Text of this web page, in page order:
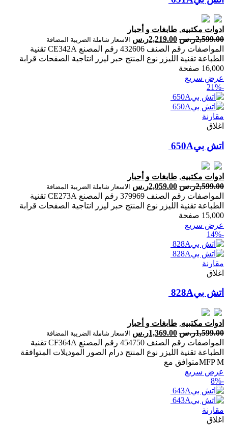
ادوات مكتبيه, طابغات و أحبار
2,599.00ر.س 2,219.00ر.س الاسعار شاملة الضريبة المضافة
المواصفات رقم الصنف 432606 رقم المصنع CE342A تقنية
الطباعة تقنية الليزر نوع المنتج حبر ليزر انتاجية الصفحات ‎قرابة
16,000 صفحة‎
عرض سريع
-21%
مقارنة
اغلاق
ادوات مكتبيه, طابغات و أحبار
2,599.00ر.س 2,059.00ر.س الاسعار شاملة الضريبة المضافة
المواصفات رقم الصنف 379969 رقم المصنع CE273A تقنية
الطباعة تقنية الليزر نوع المنتج حبر ليزر انتاجية الصفحات ‎قرابة
15,000 صفحة‎
عرض سريع
-14%
مقارنة
اغلاق
ادوات مكتبيه, طابغات و أحبار
1,599.00ر.س 1,369.00ر.س الاسعار شاملة الضريبة المضافة
المواصفات رقم الصنف 454750 رقم المصنع CF364A تقنية
الطباعة تقنية الليزر نوع المنتج درام الصور الموديلات المتوافقة
MFP Mمتوافق مع
عرض سريع
-8%
مقارنة
اغلاق